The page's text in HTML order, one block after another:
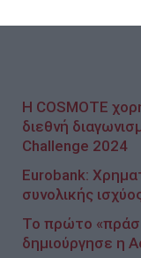
Η COSMOTE
διεθνή
Challenge 2024
Eurobank:
συνολικής
Το πρώτο
δημιούργησε η